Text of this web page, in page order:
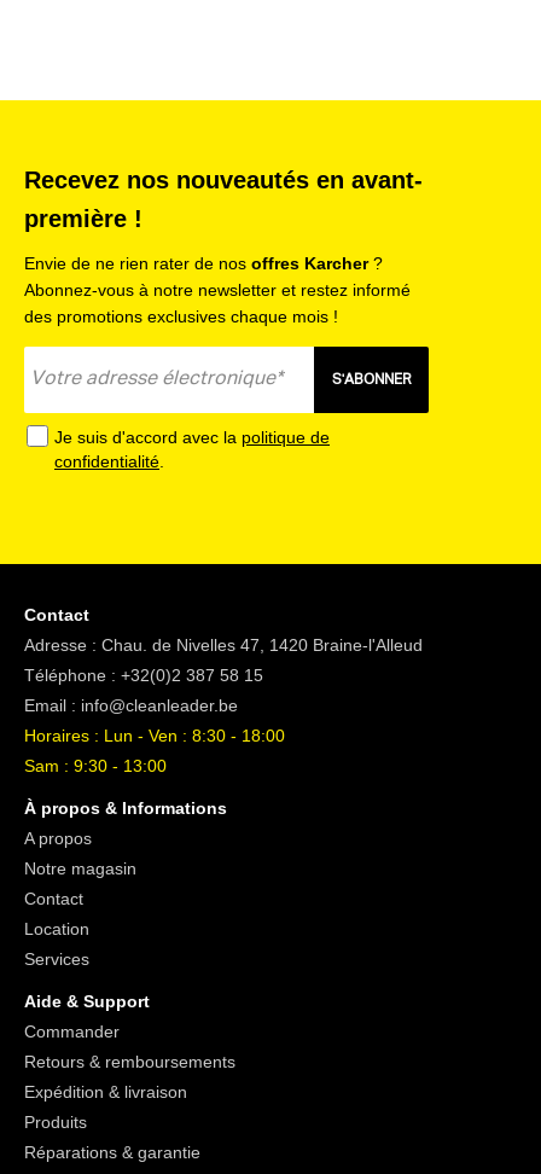
Recevez nos nouveautés en avant-
première !
Envie de ne rien rater de nos offres Karcher?
Abonnez-vous à notre newsletter et restez informé
des promotions exclusives chaque mois !
S'ABONNER
Je suis d'accord avec la politique de
confidentialité
Contact
Adresse : Chau. de Nivelles 47, 1420 Braine-l'Alleud
Téléphone : +32(0)2 387 58 15
Email : info@cleanleader.be
Horaires : Lun - Ven : 8:30 - 18:00
Sam : 9:30 - 13:00
À propos & Informations
A propos
Notre magasin
Contact
Location
Services
Aide & Support
Commander
Retours & remboursements
Expédition & livraison
Produits
Réparations & garantie